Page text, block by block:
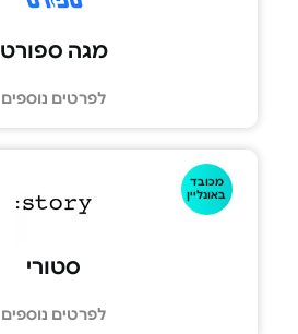
מגה ספורט
לפרטים נוספים
מכובד
באונליין
סטורי
לפרטים נוספים